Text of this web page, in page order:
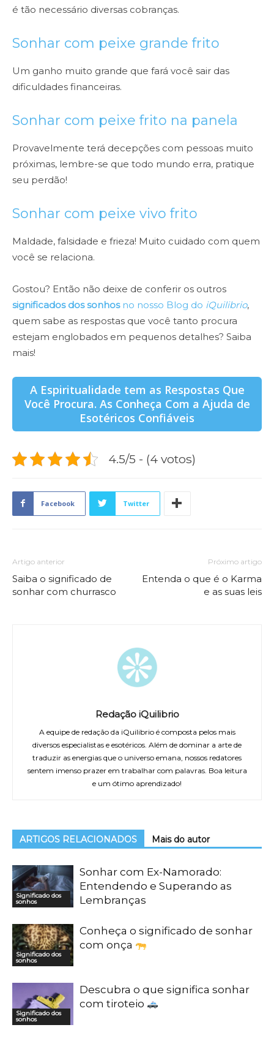
é tão necessário diversas cobranças.
Sonhar com peixe grande frito
Um ganho muito grande que fará você sair das
dificuldades financeiras.
Sonhar com peixe frito na panela
Provavelmente terá decepções com pessoas muito
próximas, lembre-se que todo mundo erra, pratique
seu perdão!
Sonhar com peixe vivo frito
Maldade, falsidade e frieza! Muito cuidado com quem
você se relaciona.
Gostou? Então não deixe de conferir os outros
significados dos sonhosno nosso Blog do iQuilibrio,
quem sabe as respostas que você tanto procura
estejam englobados em pequenos detalhes? Saiba
mais!
A Espiritualidade tem as Respostas Que
Você Procura. As Conheça Com a Ajuda de
Esotéricos Confiáveis
4.5/5 - (4 votos)
Facebook Twitter
Artigo anterior
Saiba o significado de
sonhar com churrasco
Próximo artigo
Entenda o que é o Karma
e as suas leis
Redação iQuilibrio
A equipe de redação da iQuilibrio é composta pelos mais
diversos especialistas e esotéricos. Além de dominar a arte de
traduzir as energias que o universo emana, nossos redatores
sentem imenso prazer em trabalhar com palavras. Boa leitura
e um ótimo aprendizado!
ARTIGOS RELACIONADOS Mais do autor
Significado dos
sonhos
Sonhar com Ex-Namorado:
Entendendo e Superando as
Lembranças
Significado dos
sonhos
Conheça o significado de sonhar
com onça
Significado dos
sonhos
Descubra o que significa sonhar
com tiroteio